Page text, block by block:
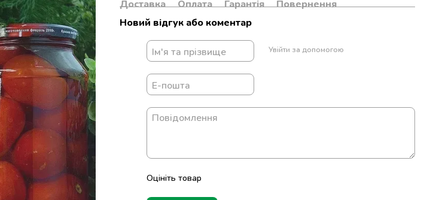
Доставка Оплата Гарантія
Повернення
Новий відгук або коментар
Увійти за допомогою
Оцініть товар